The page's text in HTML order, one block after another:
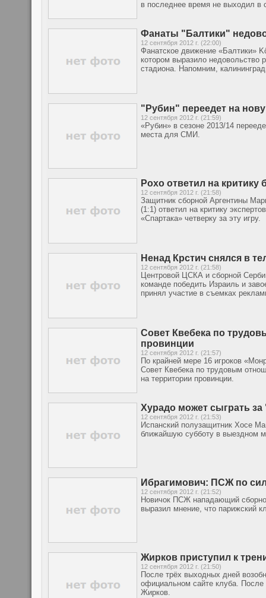
в последнее время не выходил в
Фанаты "Балтики"
12 сентября 2012 г. (22:00)
Фанатское движение «Балтики»
котором выразило
стадиона. Напомним,
"Рубин" переедет на
12 сентября 2012 г. (21:59)
«Рубин» в сезоне 2013/14
места для СМИ.
Рохо ответил на критику
12 сентября 2012 г. (21:58)
Защитник сборной Аргентины
(1:1) ответил на критику
«Спартака» четверку за эту игру.
Ненад Крстич снялся в
12 сентября 2012 г. (21:58)
Центровой ЦСКА и сборной
команде победить Израиль и
принял участие в съемках
Совет Квебека по
провинции
12 сентября 2012 г. (21:57)
По крайней мере 16 игроков
Совет Квебека по трудовым
на территории провинции.
Хурадо может сыграть
12 сентября 2012 г. (21:53)
Испанский полузащитник Хосе
ближайшую субботу в выездном
Ибрагимович: ПСЖ по
12 сентября 2012 г. (21:52)
Новичок ПСЖ нападающий
выразил мнение, что парижский
Жирков приступил к
12 сентября 2012 г. (21:50)
После трёх выходных дней
официальном сайте клуба. После
Жирков.